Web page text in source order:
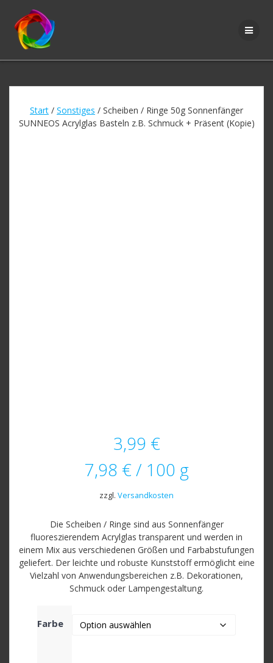
Start / Sonstiges / Scheiben / Ringe 50g Sonnenfänger
SUNNEOS Acrylglas Basteln z.B. Schmuck + Präsent (Kopie)
3,99 €
7,98 €/ 100 g
zzgl. Versandkosten
Die Scheiben / Ringe sind aus Sonnenfänger
fluoreszierendem Acrylglas transparent und werden in
einem Mix aus verschiedenen Größen und Farbabstufungen
geliefert. Der leichte und robuste Kunststoff ermöglicht eine
Vielzahl von Anwendungsbereichen z.B. Dekorationen,
Schmuck oder Lampengestaltung.
Farbe